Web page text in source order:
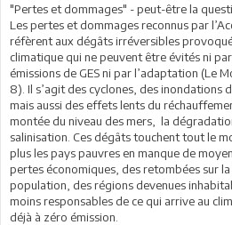
"Pertes et dommages" - peut-être la
Les pertes et dommages reconnus par
réfèrent aux dégâts irréversibles
climatique qui ne peuvent être évités ni
émissions de GES ni par l’adaptation (Le
8). Il s’agit des cyclones, des inondations
mais aussi des effets lents du
montée du niveau des mers, la
salinisation. Ces dégâts touchent tout le
plus les pays pauvres en manque de
pertes économiques, des retombées sur
population, des régions devenues
moins responsables de ce qui arrive au
déjà à zéro émission.